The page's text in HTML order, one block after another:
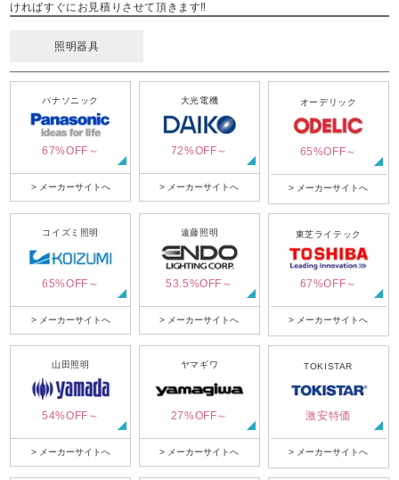
ければすぐにお見積りさせて頂きます‼
照明器具
パナソニック
67%OFF～
> メーカーサイトへ
大光電機
72%OFF～
> メーカーサイトへ
オーデリック
65%OFF～
> メーカーサイトへ
コイズミ照明
65%OFF～
> メーカーサイトへ
遠藤照明
53.5%OFF～
> メーカーサイトへ
東芝ライテック
67%OFF～
> メーカーサイトへ
山田照明
54%OFF～
> メーカーサイトへ
ヤマギワ
27%OFF～
> メーカーサイトへ
TOKISTAR
激安特価
> メーカーサイトへ